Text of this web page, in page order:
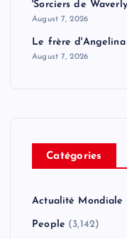
'Sorciers de
August 7, 2026
Le frère
August 7, 2026
Catégories
Actualité Mondiale
People (3,142)